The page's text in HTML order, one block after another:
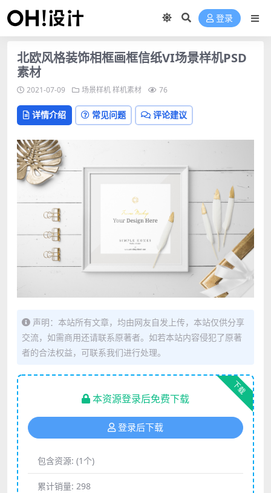
登录
北欧风格装饰相框画框信纸VI场景样机PSD
素材
2021-07-09 场景样机样机素材 76
详情介绍 常见问题 评论建议
声明：本站所有文章，均由网友自发上传，本站仅供分享
交流，如需商用还请联系原著者。如若本站内容侵犯了原著
者的合法权益，可联系我们进行处理。
下载
本资源登录后免费下载
登录后下载
包含资源: (1个)
累计销量: 298